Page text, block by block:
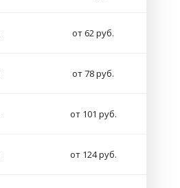
от 62 руб.
от 78 руб.
от 101 руб.
от 124 руб.